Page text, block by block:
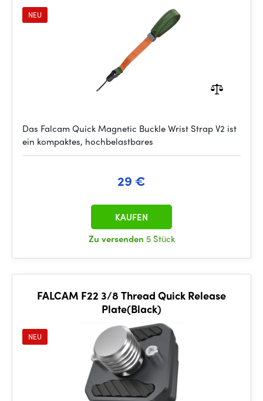
NEU
Das Falcam Quick Magnetic Buckle Wrist Strap V2 ist
ein kompaktes, hochbelastbares
29 €
Zu versenden 5 Stück
KAUFEN
FALCAM F22 3/8 Thread Quick Release
Plate(Black)
NEU